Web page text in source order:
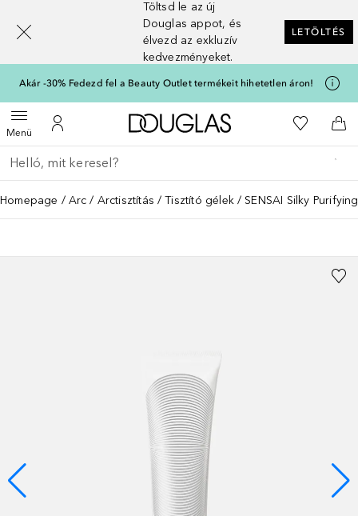
Töltsd le az új
Douglas appot, és
élvezd az exkluzív
kedvezményeket.
LETÖLTÉS
Akár -30% Fedezd fel a Beauty Outlet termékeit hihetetlen áron!
MenüMenü megnyitása
A fiókomhoz
A Douglas Főoldalra
A
Menj vissza
Keresés végrehajtása
Homepage Arc Arctisztítás Tisztító gélek SENSAI Silky
[navigation.slideout.screenreader]